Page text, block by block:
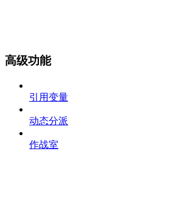
高级功能
引用变量
动态分派
作战室